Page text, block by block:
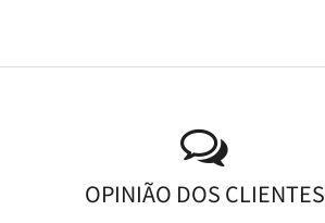
OPINIÃO DOS CLIENTES